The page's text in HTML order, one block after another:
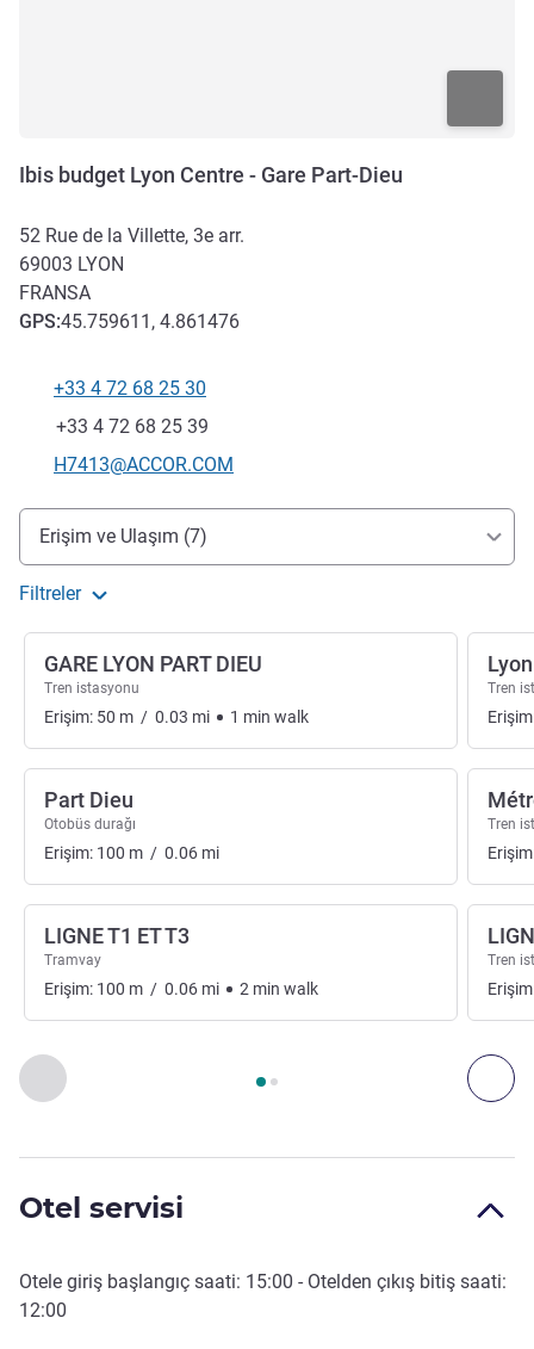
Ibis budget Lyon Centre - Gare Part-Dieu
52 Rue de la Villette, 3e arr.
69003 LYON
FRANSA
GPS:45.759611, 4.861476
Telefon
+33 4 72 68 25 30
Faks
+33 4 72 68 25 39
İletişim için e-posta
H7413@ACCOR.COM
Erişim ve ulaşım
Erişim ve Ulaşım (7)
Filtreler
Önceki - Erişim ve Ulaşım
Sayfa
GARE LYON PART DIEU
Tren istasyonu
Erişim: 50 m / 0.03 mi 1 min walk
Part Dieu
Otobüs durağı
Erişim: 100 m / 0.06 mi
LIGNE T1 ET T3
Tramvay
Erişim: 100 m / 0.06 mi 2 min walk
Tren
Tren
Tren
Otel servisi
Otele giriş başlangıç saati: 15:00 - Otelden çıkış bitiş saati:
12:00